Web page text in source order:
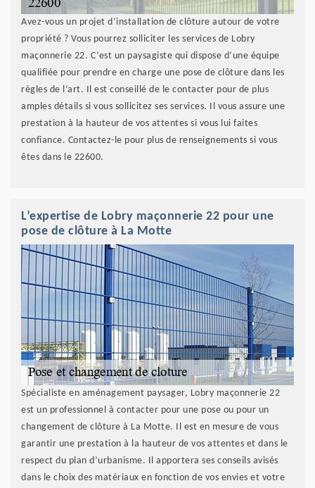
Avez-vous un projet d’installation de clôture autour de votre
propriété ? Vous pourrez solliciter les services de Lobry
maçonnerie 22. C’est un paysagiste qui dispose d’une équipe
qualifiée pour prendre en charge une pose de clôture dans les
règles de l’art. Il est conseillé de le contacter pour de plus
amples détails si vous sollicitez ses services. Il vous assure une
prestation à la hauteur de vos attentes si vous lui faites
confiance. Contactez-le pour plus de renseignements si vous
êtes dans le 22600.
L’expertise de Lobry maçonnerie 22 pour une
pose de clôture à La Motte
Spécialiste en aménagement paysager, Lobry maçonnerie 22
est un professionnel à contacter pour une pose ou pour un
changement de clôture à La Motte. Il est en mesure de vous
garantir une prestation à la hauteur de vos attentes et dans le
respect du plan d’urbanisme. Il apportera ses conseils avisés
dans le choix des matériaux en fonction de vos envies et votre